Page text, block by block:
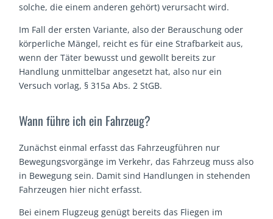
solche, die einem anderen gehört) verursacht wird.
Im Fall der ersten Variante, also der Berauschung oder
körperliche Mängel, reicht es für eine Strafbarkeit aus,
wenn der Täter bewusst und gewollt bereits zur
Handlung unmittelbar angesetzt hat, also nur ein
Versuch vorlag, § 315a Abs. 2 StGB.
Wann führe ich ein Fahrzeug?
Zunächst einmal erfasst das Fahrzeugführen nur
Bewegungsvorgänge im Verkehr, das Fahrzeug muss also
in Bewegung sein. Damit sind Handlungen in stehenden
Fahrzeugen hier nicht erfasst.
Bei einem Flugzeug genügt bereits das Fliegen im